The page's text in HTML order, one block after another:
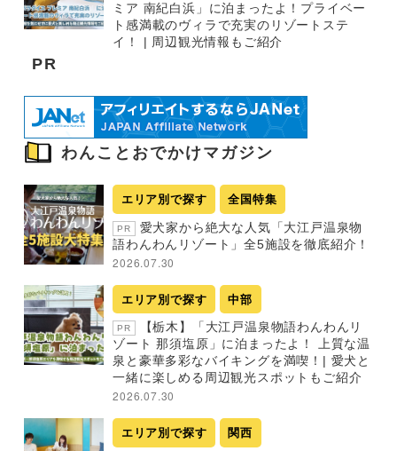
ミア 南紀白浜」に泊まったよ！プライベー
ト感満載のヴィラで充実のリゾートステ
イ！ | 周辺観光情報もご紹介
PR
わんことおでかけマガジン
エリア別で探す 全国特集
PR
愛犬家から絶大な人気「大江戸温泉物
語わんわんリゾート」全5施設を徹底紹介！
2026.07.30
エリア別で探す 中部
PR
【栃木】「大江戸温泉物語わんわんリ
ゾート 那須塩原」に泊まったよ！ 上質な温
泉と豪華多彩なバイキングを満喫！| 愛犬と
一緒に楽しめる周辺観光スポットもご紹介
2026.07.30
エリア別で探す 関西